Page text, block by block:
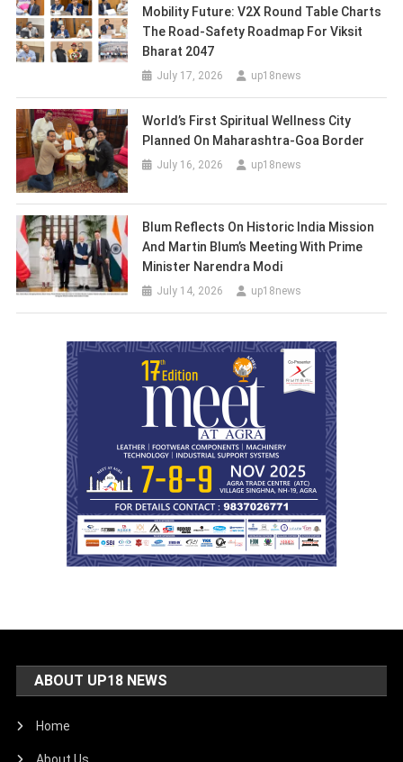
Mobility Future: V2X Round Table Charts
The Road-Safety Roadmap For Viksit
Bharat 2047
July 17, 2026 up18news
World’s First Spiritual Wellness City
Planned On Maharashtra-Goa Border
July 16, 2026 up18news
Blum Reflects On Historic India Mission
And Martin Blum’s Meeting With Prime
Minister Narendra Modi
July 14, 2026 up18news
ABOUT UP18 NEWS
Home
About Us